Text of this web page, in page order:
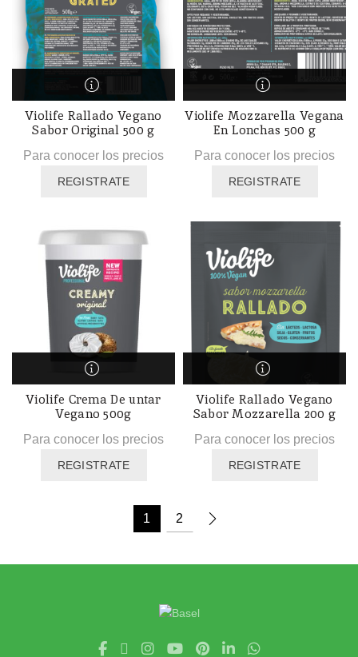
Violife Rallado Vegano
Sabor Original 500 g
Para conocer los precios
REGISTRATE
Violife Mozzarella Vegana
En Lonchas 500 g
Para conocer los precios
REGISTRATE
Violife Crema De untar
Vegano 500g
Para conocer los precios
REGISTRATE
Violife Rallado Vegano
Sabor Mozzarella 200 g
Para conocer los precios
REGISTRATE
1 2